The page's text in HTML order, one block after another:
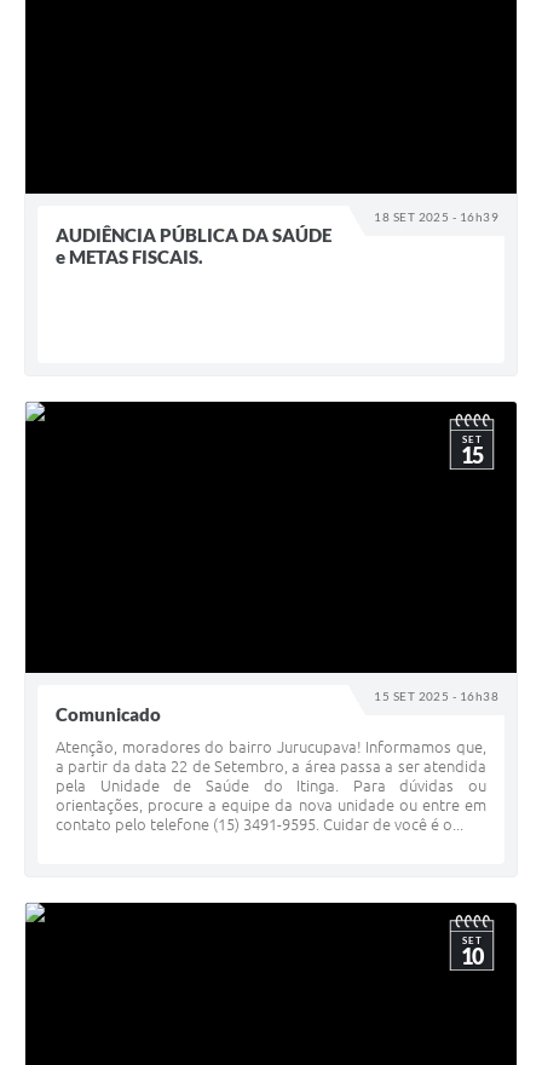
18 SET 2025 - 16h39
AUDIÊNCIA PÚBLICA DA SAÚDE
e METAS FISCAIS.
15 SET 2025 - 16h38
SET
15
Comunicado
Atenção, moradores do bairro Jurucupava! Informamos que,
a partir da data 22 de Setembro, a área passa a ser atendida
pela Unidade de Saúde do Itinga. Para dúvidas ou
orientações, procure a equipe da nova unidade ou entre em
contato pelo telefone (15) 3491-9595. Cuidar de você é o...
SET
10